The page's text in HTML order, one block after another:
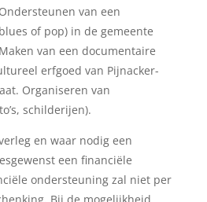
van een
of pop) in de gemeente
van een documentaire
erfgoed van Pijnacker-
Organiseren van
schilderijen).
en waar nodig een
een financiële
ondersteuning zal niet per